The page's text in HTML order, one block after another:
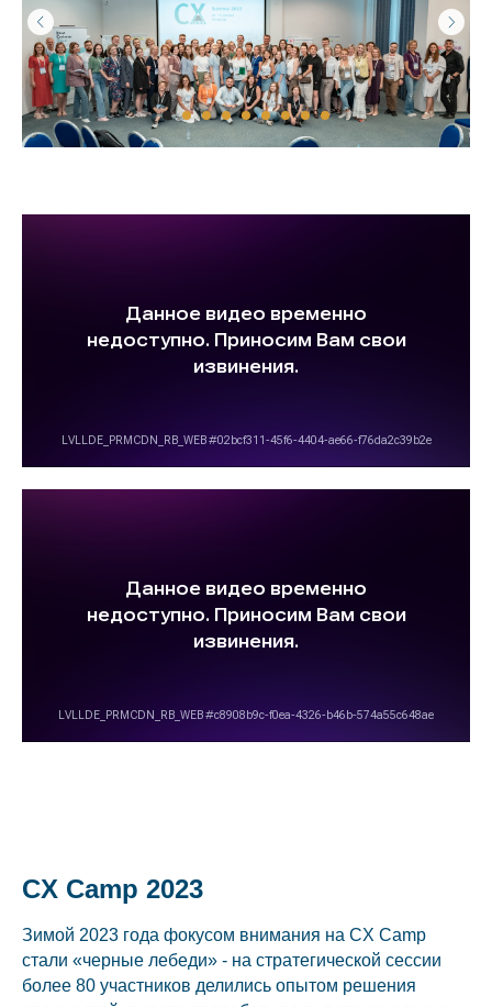
CX Camp 2023
Зимой 2023 года фокусом внимания на CX Camp
стали «черные лебеди» - на стратегической сессии
более 80 участников делились опытом решения